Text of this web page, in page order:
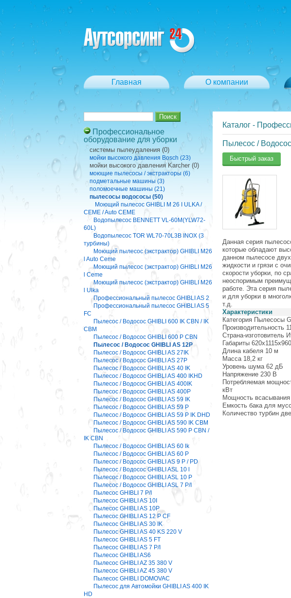
Главная О компании
Профессиональное
оборудование для уборки
cистемы пылеудаления (0)
мойки высокого давления Bosch (23)
мойки высокого давления Karcher (0)
моющие пылесосы / экстракторы (6)
подметальные машины (3)
поломоечные машины (21)
пылесосы водососы (50)
Моющий пылесос GHIBLI M 26 I ULKA /
CEME / Auto CEME
Водопылесос BENNETT VL-60M(YLW72-
60L)
Водопылесос TOR WL70-70L3B INOX (3
турбины)
Моющий пылесос (экстрактор) GHIBLI M26
l Auto Ceme
Моющий пылесос (экстрактор) GHIBLI M26
l Ceme
Моющий пылесос (экстрактор) GHIBLI M26
l Ulka
Профессиональный пылесос GHIBLI AS 2
Профессиональный пылесос GHIBLI AS 5
FC
Пылесос / Водосос GHIBLI 600 IK CBN / IK
CBM
Пылесос / Водосос GHIBLI 600 P CBN
Пылесос / Водосос GHIBLI AS 12P
Пылесос / Водосос GHIBLI AS 27IK
Пылесос / Водосос GHIBLI AS 27P
Пылесос / Водосос GHIBLI AS 40 IK
Пылесос / Водосос GHIBLI AS 400 IKHD
Пылесос / Водосос GHIBLI AS 400IK
Пылесос / Водосос GHIBLI AS 400P
Пылесос / Водосос GHIBLI AS 59 IK
Пылесос / Водосос GHIBLI AS 59 P
Пылесос / Водосос GHIBLI AS 59 P IK DHD
Пылесос / Водосос GHIBLI AS 590 IK CBM
Пылесос / Водосос GHIBLI AS 590 P CBN /
IK CBN
Пылесос / Водосос GHIBLI AS 60 lk
Пылесос / Водосос GHIBLI AS 60 P
Пылесос / Водосос GHIBLI AS 9 P / PD
Пылесос / Водосос GHIBLI ASL 10 l
Пылесос / Водосос GHIBLI ASL 10 P
Пылесос / Водосос GHIBLI ASL 7 P/I
Пылесос GHIBLI 7 P/I
Пылесос GHIBLI AS 10I
Пылесос GHIBLI AS 10P
Пылесос GHIBLI AS 12 P CF
Пылесос GHIBLI AS 30 IK
Пылесос GHIBLI AS 40 KS 220 V
Пылесос GHIBLI AS 5 FT
Пылесос GHIBLI AS 7 P/I
Пылесос GHIBLI AS6
Пылесос GHIBLI AZ 35 380 V
Пылесос GHIBLI AZ 45 380 V
Пылесос GHIBLI DOMOVAC
Пылесос для Автомойки GHIBLI AS 400 IK
HD
Каталог -
Пылесос /
Быстрый заказ
Данная серия
которые обладают
данном пылесосе
жидкости и грязи с
скорости уборки, по
неоспоримым
работе. Эта серия
и для уборки в
т.д.
Характеристики
Категория Пылесосы
Производительность
Страна-изготовитель
Габариты
Длина кабеля 10 м
Масса 18,2 кг
Уровень шума 62 дБ
Напряжение 230 В
Потребляемая
кВт
Мощность
Емкость бака для
Количество турбин две